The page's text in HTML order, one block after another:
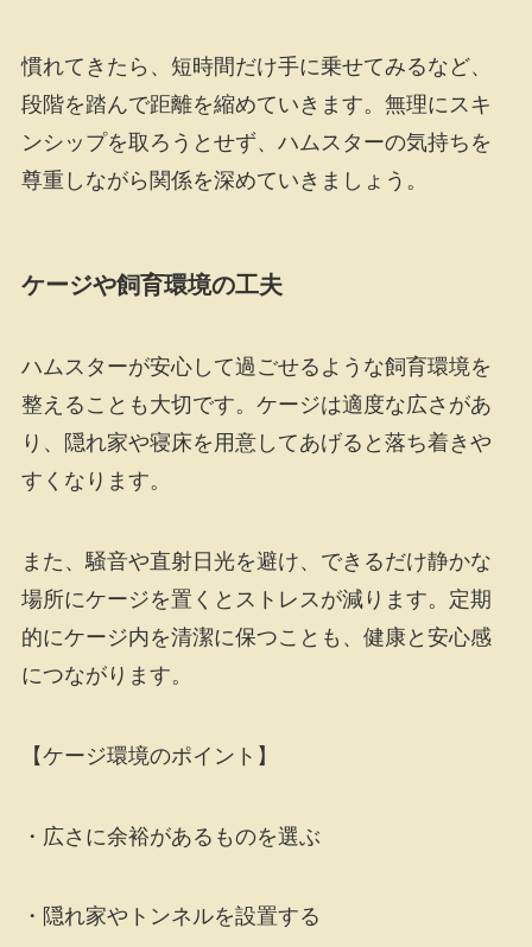
慣れてきたら、短時間だけ手に乗せてみるなど、
段階を踏んで距離を縮めていきます。無理にスキ
ンシップを取ろうとせず、ハムスターの気持ちを
尊重しながら関係を深めていきましょう。
ケージや飼育環境の工夫
ハムスターが安心して過ごせるような飼育環境を
整えることも大切です。ケージは適度な広さがあ
り、隠れ家や寝床を用意してあげると落ち着きや
すくなります。
また、騒音や直射日光を避け、できるだけ静かな
場所にケージを置くとストレスが減ります。定期
的にケージ内を清潔に保つことも、健康と安心感
につながります。
【ケージ環境のポイント】
・広さに余裕があるものを選ぶ
・隠れ家やトンネルを設置する